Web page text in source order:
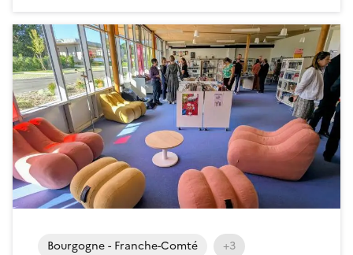
Bourgogne - Franche-Comté +3